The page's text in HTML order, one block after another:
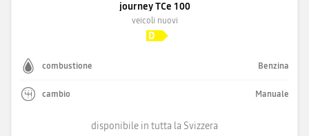
journey TCe 100
veicoli nuovi
combustione Benzina
cambio Manuale
disponibile in tutta la Svizzera